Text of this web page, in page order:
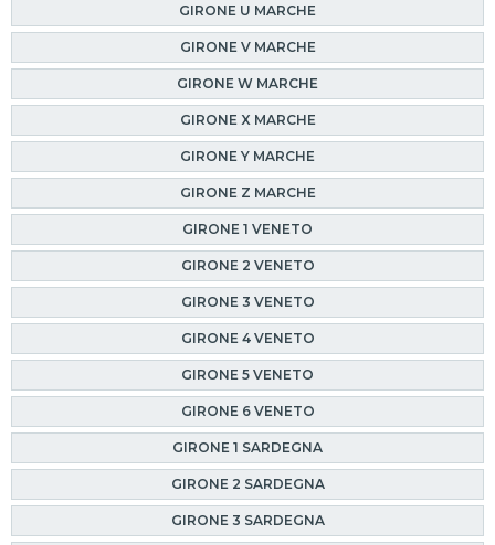
GIRONE U MARCHE
GIRONE V MARCHE
GIRONE W MARCHE
GIRONE X MARCHE
GIRONE Y MARCHE
GIRONE Z MARCHE
GIRONE 1 VENETO
GIRONE 2 VENETO
GIRONE 3 VENETO
GIRONE 4 VENETO
GIRONE 5 VENETO
GIRONE 6 VENETO
GIRONE 1 SARDEGNA
GIRONE 2 SARDEGNA
GIRONE 3 SARDEGNA